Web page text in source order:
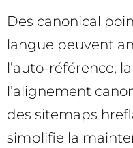
Des canonical
langue peuvent
l’auto-référence,
l’alignement
des sitemaps
simplifie la